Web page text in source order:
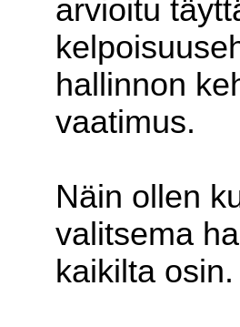
arvioitu
hallinnon
vaatimus.
Näin ollen
valitsema
kaikilta osin.